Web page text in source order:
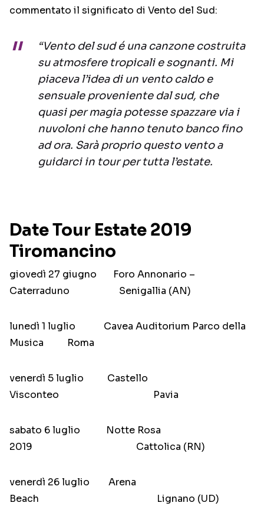
commentato il significato di Vento del Sud:
“Vento del sud é una canzone costruita
su atmosfere tropicali e sognanti. Mi
piaceva l’idea di un vento caldo e
sensuale proveniente dal sud, che
quasi per magia potesse spazzare via i
nuvoloni che hanno tenuto banco fino
ad ora. Sarà proprio questo vento a
guidarci in tour per tutta l’estate.
Date Tour Estate 2019
Tiromancino
giovedì 27 giugno Foro Annonario –
Caterraduno Senigallia (AN)
lunedì 1 luglio Cavea Auditorium Parco della
Musica Roma
venerdì 5 luglio Castello
Visconteo Pavia
sabato 6 luglio Notte Rosa
2019 Cattolica (RN)
venerdì 26 luglio Arena
Beach Lignano (UD)